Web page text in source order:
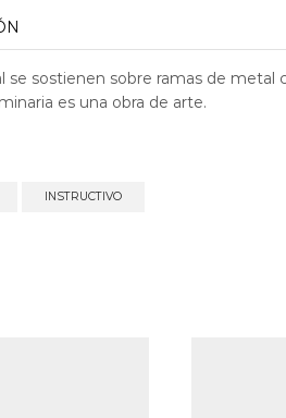
se sostienen sobre ramas de metal
es una obra de arte.
INSTRUCTIVO